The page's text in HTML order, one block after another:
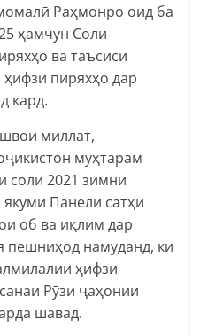
Раҳмонро оид ба
ҳамчун Соли
ва таъсиси
пиряхҳо дар
кард.
миллат,
муҳтарам
соли 2021 зимни
Панели сатҳи
об ва иқлим дар
пешниҳод намуданд, ки
ҳифзи
Рӯзи ҷаҳонии
шавад.